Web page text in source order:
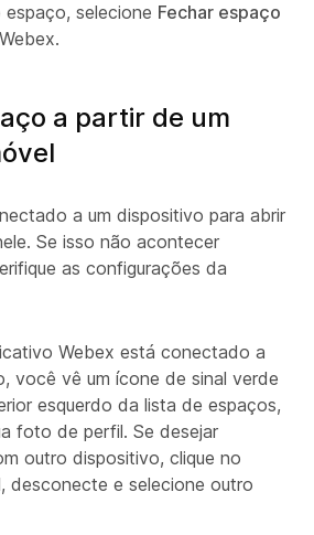
selecione Fechar espaço
a partir de um
a um dispositivo para abrir
Se isso não acontecer
as configurações da
Webex está conectado a
você vê um ícone de sinal verde
esquerdo da lista de espaços,
foto de perfil. Se desejar
outro dispositivo, clique no
desconecte e selecione outro